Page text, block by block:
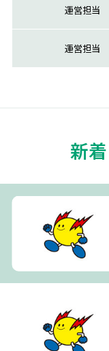
運営担当
運営担当
新